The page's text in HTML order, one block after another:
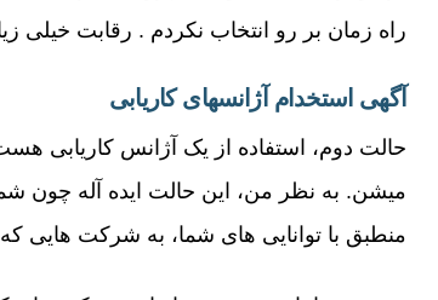
راه زمان بر رو انتخاب نکردم . رقابت خیلی
آگهی استخدام آژانسهای کاریابی
حالت دوم، استفاده از یک آژانس کاریابی
میشن. به نظر من، این حالت ایده آله چون
منطبق با توانایی های شما، به شرکت هایی